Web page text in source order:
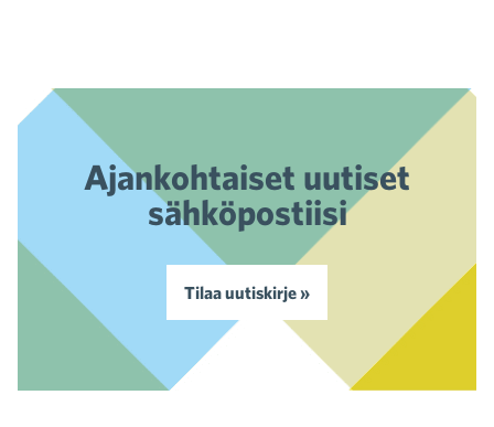
Ajankohtaiset uutiset
sähköpostiisi
Tilaa uutiskirje »